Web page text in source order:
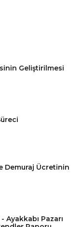
Geliştirilmesi
Demuraj Ücretinin
Ayakkabı Pazarı